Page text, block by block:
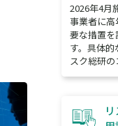
2026年4月
事業者に
要な措置を
す。具体的
スク総研の